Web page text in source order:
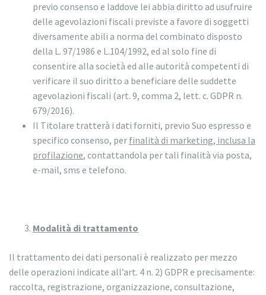
previo consenso e laddove lei abbia diritto ad usufruire
delle agevolazioni fiscali previste a favore di soggetti
diversamente abili a norma del combinato disposto
della L. 97/1986 e L.104/1992, ed al solo fine di
consentire alla società ed alle autorità competenti di
verificare il suo diritto a beneficiare delle suddette
agevolazioni fiscali (art. 9, comma 2, lett. c. GDPR n.
679/2016).
Il Titolare tratterà i dati forniti, previo Suo espresso e
specifico consenso, per finalità di marketing, inclusa la
profilazione, contattandola per tali finalità via posta,
e-mail, sms e telefono.
Modalità di trattamento
Il trattamento dei dati personali è realizzato per mezzo
delle operazioni indicate all’art. 4 n. 2) GDPR e precisamente:
raccolta, registrazione, organizzazione, consultazione,